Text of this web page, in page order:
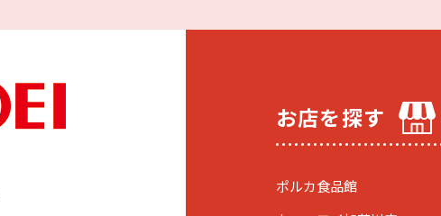
お店を探す
ポルカ食品館